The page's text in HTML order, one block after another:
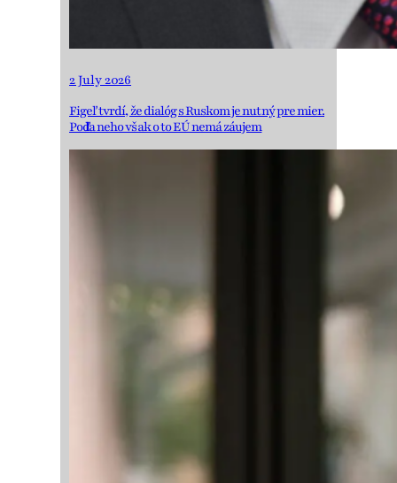
2 July 2026
Figeľ tvrdí, že dialóg s Ruskom je nutný pre mier.
Podľa neho však o to EÚ nemá záujem